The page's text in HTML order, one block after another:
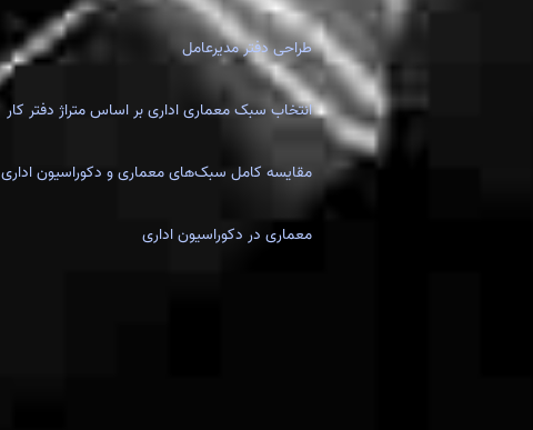
طراحی دفتر مدیرعامل
انتخاب سبک معماری اداری بر اساس متراژ دفتر کار
مقایسه کامل سبک‌های معماری و دکوراسیون اداری
معماری در دکوراسیون اداری